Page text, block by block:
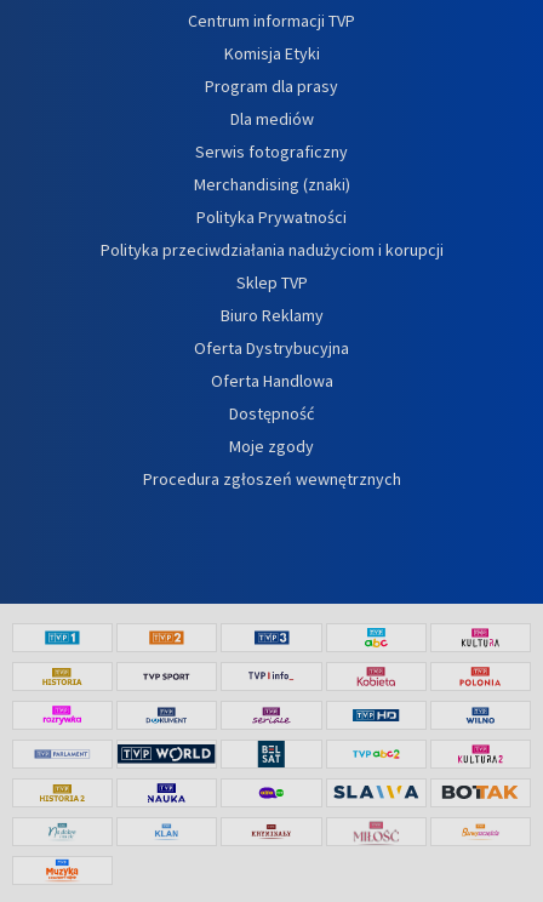
Centrum informacji TVP
Komisja Etyki
Program dla prasy
Dla mediów
Serwis fotograficzny
Merchandising (znaki)
Polityka Prywatności
Polityka przeciwdziałania nadużyciom i korupcji
Sklep TVP
Biuro Reklamy
Oferta Dystrybucyjna
Oferta Handlowa
Dostępność
Moje zgody
Procedura zgłoszeń wewnętrznych